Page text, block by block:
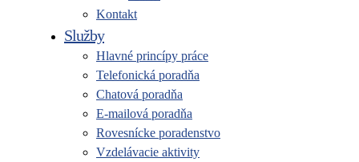
Kontakt
Služby
Hlavné princípy práce
Telefonická poradňa
Chatová poradňa
E-mailová poradňa
Rovesnícke poradenstvo
Vzdelávacie aktivity